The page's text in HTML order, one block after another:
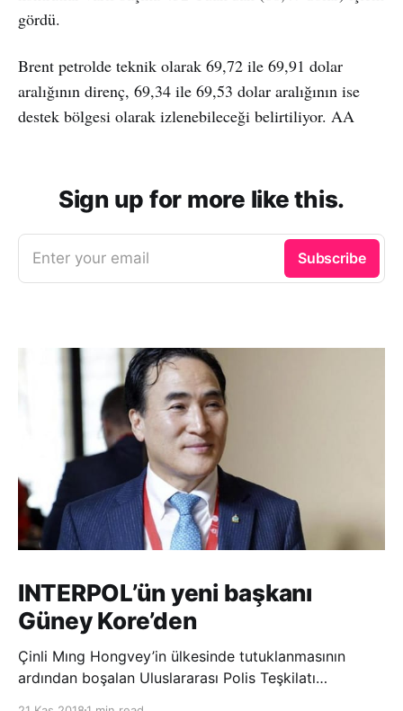
gördü.
Brent petrolde teknik olarak 69,72 ile 69,91 dolar
aralığının direnç, 69,34 ile 69,53 dolar aralığının ise
destek bölgesi olarak izlenebileceği belirtiliyor. AA
Sign up for more like this.
Enter your email Subscribe
INTERPOL’ün yeni başkanı
Güney Kore’den
Çinli Mıng Hongvey’in ülkesinde tutuklanmasının
ardından boşalan Uluslararası Polis Teşkilatı